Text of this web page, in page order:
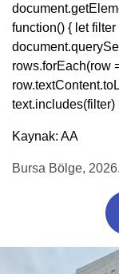
function() { let
rows.forEach(row
text.includes(filter)
Kaynak: AA
Bursa Bölge,